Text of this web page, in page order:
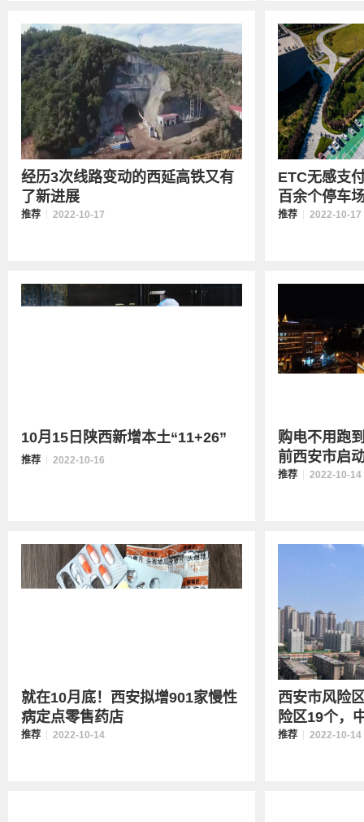
经历3次线路变动的西延高铁又有
了新进展
推荐 2022-10-17
ETC无感支
百余个停车
推荐 2022-10-17
10月15日陕西新增本土“11+26”
推荐 2022-10-16
购电不用跑
前西安市启
推荐 2022-10-14
就在10月底！西安拟增901家慢性
病定点零售药店
推荐 2022-10-14
西安市风险
险区19个，
推荐 2022-10-14